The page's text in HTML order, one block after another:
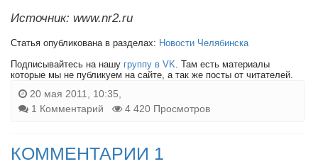
Источник: www.nr2.ru
Статья опубликована в разделах: Новости Челябинска
Подписывайтесь на нашу группу в VK. Там есть материалы
которые мы не публикуем на сайте, а так же посты от читателей.
20 мая 2011, 10:35,
1 Комментарий
4 420 Просмотров
КОММЕНТАРИИ 1